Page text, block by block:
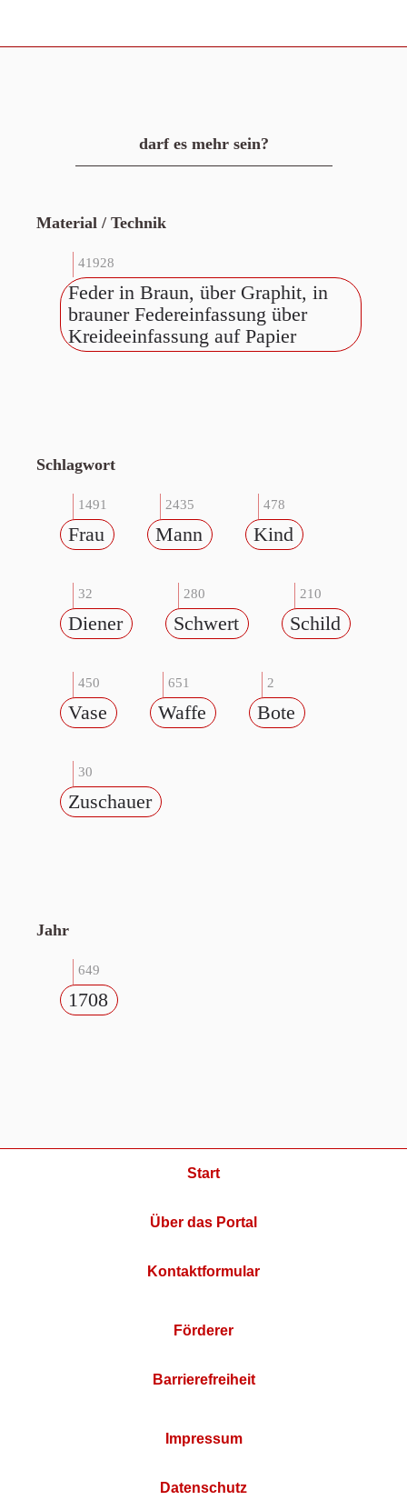
darf es mehr sein?
Material / Technik
41928
Feder in Braun, über Graphit, in
brauner Federeinfassung über
Kreideeinfassung auf Papier
Schlagwort
1491
Frau
2435
Mann
478
Kind
32
Diener
280
Schwert
210
Schild
450
Vase
651
Waffe
2
Bote
30
Zuschauer
Jahr
649
1708
Start
Über das Portal
Kontaktformular
Förderer
Barrierefreiheit
Impressum
Datenschutz